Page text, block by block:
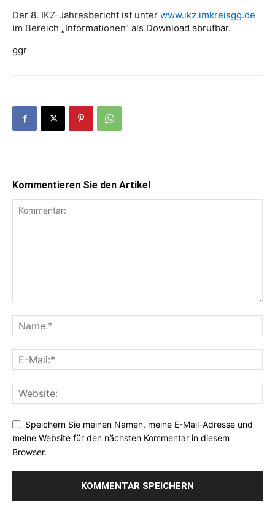
Der 8. IKZ-Jahresbericht ist unter www.ikz.imkreisgg.de
im Bereich „Informationen“ als Download abrufbar.
ggr
Kommentieren Sie den Artikel
Speichern Sie meinen Namen, meine E-Mail-Adresse und
meine Website für den nächsten Kommentar in diesem
Browser.